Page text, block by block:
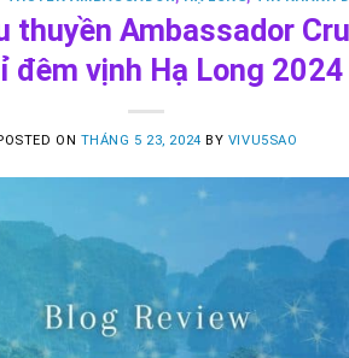
thuyền Ambassador
đêm vịnh Hạ Long 2024
ON THÁNG 5 23, 2024 BY VIVU5SAO